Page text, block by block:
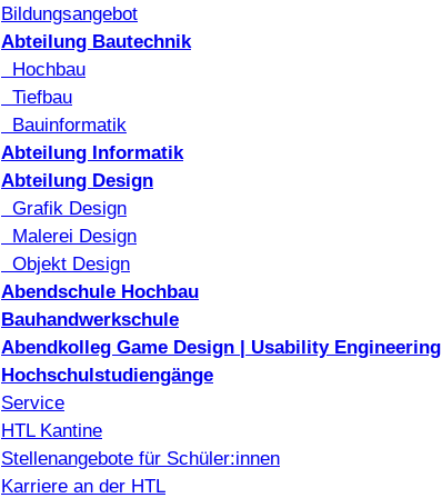
Bildungsangebot
Abteilung Bautechnik
Hochbau
Tiefbau
Bauinformatik
Abteilung Informatik
Abteilung Design
Grafik Design
Malerei Design
Objekt Design
Abendschule Hochbau
Bauhandwerkschule
Abendkolleg Game Design | Usability Engineering
Hochschulstudiengänge
Service
HTL Kantine
Stellenangebote für Schüler:innen
Karriere an der HTL